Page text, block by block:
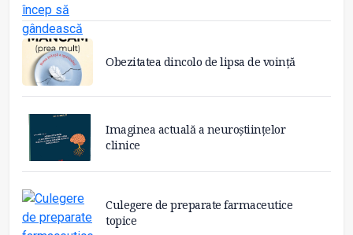
Obezitatea dincolo de lipsa de voință
Imaginea actuală a neuroștiințelor
clinice
Culegere de preparate farmaceutice
topice